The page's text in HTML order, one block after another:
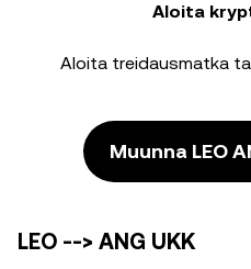
Aloita
Aloita treidausmatka
Muunna LEO
LEO --> ANG UKK